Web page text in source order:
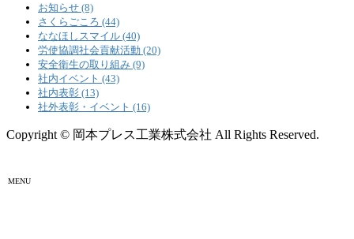
お知らせ (8)
さくらごころ (44)
ななほしスマイル (40)
労使協調社会貢献活動 (20)
安全衛生の取り組み (9)
社内イベント (43)
社内表彰 (13)
社外表彰・イベント (16)
Copyright © 岡本プレス工業株式会社 All Rights Reserved.
MENU